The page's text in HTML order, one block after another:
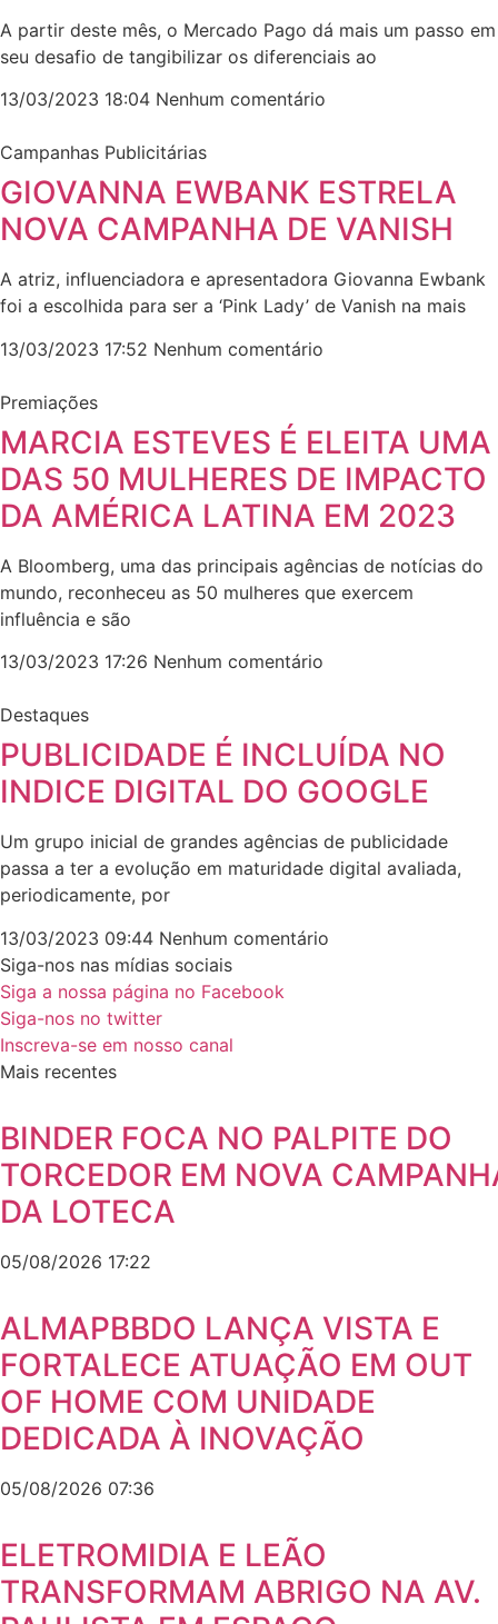
A partir deste mês, o Mercado Pago dá mais um passo em
seu desafio de tangibilizar os diferenciais ao
13/03/2023 18:04 Nenhum comentário
Campanhas Publicitárias
GIOVANNA EWBANK ESTRELA
NOVA CAMPANHA DE VANISH
A atriz, influenciadora e apresentadora Giovanna Ewbank
foi a escolhida para ser a ‘Pink Lady’ de Vanish na mais
13/03/2023 17:52 Nenhum comentário
Premiações
MARCIA ESTEVES É ELEITA UMA
DAS 50 MULHERES DE IMPACTO
DA AMÉRICA LATINA EM 2023
A Bloomberg, uma das principais agências de notícias do
mundo, reconheceu as 50 mulheres que exercem
influência e são
13/03/2023 17:26 Nenhum comentário
Destaques
PUBLICIDADE É INCLUÍDA NO
INDICE DIGITAL DO GOOGLE
Um grupo inicial de grandes agências de publicidade
passa a ter a evolução em maturidade digital avaliada,
periodicamente, por
13/03/2023 09:44 Nenhum comentário
Siga-nos nas mídias sociais
Siga a nossa página no Facebook
Siga-nos no twitter
Inscreva-se em nosso canal
Mais recentes
BINDER FOCA NO PALPITE DO
TORCEDOR EM NOVA
DA LOTECA
05/08/2026 17:22
ALMAPBBDO LANÇA VISTA E
FORTALECE ATUAÇÃO EM OUT
OF HOME COM UNIDADE
DEDICADA À INOVAÇÃO
05/08/2026 07:36
ELETROMIDIA E LEÃO
TRANSFORMAM ABRIGO NA AV.